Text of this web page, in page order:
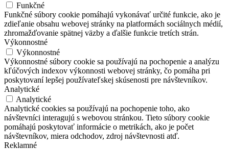
Funkčné
Funkčné súbory cookie pomáhajú vykonávať určité funkcie, ako je
zdieľanie obsahu webovej stránky na platformách sociálnych médií,
zhromažďovanie spätnej väzby a ďalšie funkcie tretích strán.
Výkonnostné
Výkonnostné
Výkonnostné súbory cookie sa používajú na pochopenie a analýzu
kľúčových indexov výkonnosti webovej stránky, čo pomáha pri
poskytovaní lepšej používateľskej skúsenosti pre návštevníkov.
Analytické
Analytické
Analytické cookies sa používajú na pochopenie toho, ako
návštevníci interagujú s webovou stránkou. Tieto súbory cookie
pomáhajú poskytovať informácie o metrikách, ako je počet
návštevníkov, miera odchodov, zdroj návštevnosti atď.
Reklamné